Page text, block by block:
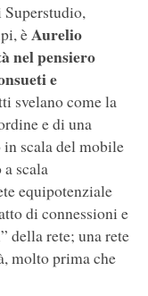
èAurelio
nel pensiero
e
svelano come la
e di una
scala del mobile
scala
equipotenziale
di connessioni e
della rete; una rete
molto prima che